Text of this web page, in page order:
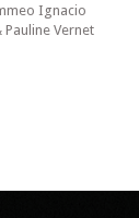
Ignacio
Pauline Vernet